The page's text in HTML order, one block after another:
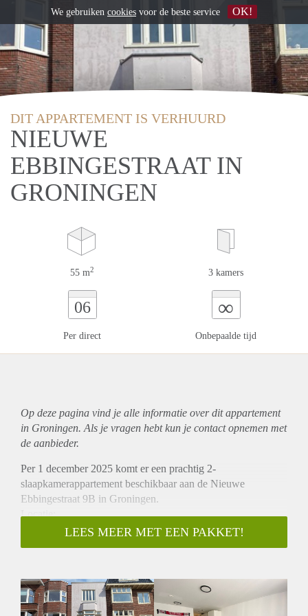
DIT APPARTEMENT IS VERHUURD
NIEUWE
EBBINGESTRAAT IN
GRONINGEN
55 m2 3 kamers
06
Per direct
∞
Onbepaalde tijd
Op deze pagina vind je alle informatie over ditappartement
in Groningen. Als je vragen hebt kun je contact opnemen met
de aanbieder.
Per 1 december 2025 komt er een prachtig 2-
slaapkamerappartement beschikbaar aan de Nieuwe
Ebbingestraat 9B in Groningen.
Locatie:
De woning is gelegen in de Binnenstad-Noord van
Groningen en bevindt zich toch in de nabijheid van diverse
Mandi Huis Restaurant, beide geliefd bij studenten en
buurtbewoners. Voor de dagelijkse boodschappen is er een
LEES MEER MET EEN PAKKET!
We gebruiken cookies voor de beste service OK!